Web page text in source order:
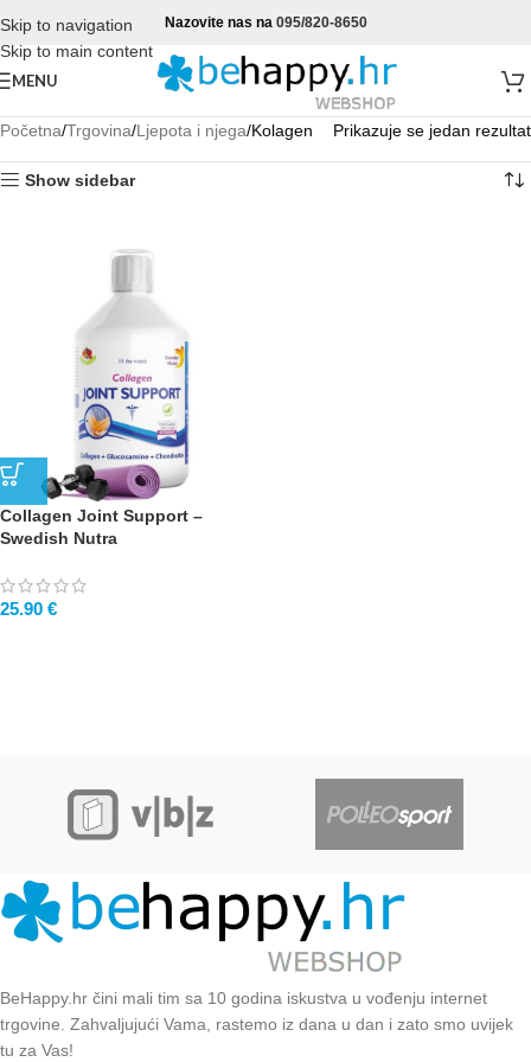
Skip to navigation
Skip to main content
Nazovite nas na 095/820-8650
MENU
Početna Trgovina Ljepota i njega Kolagen Prikazuje se jedan rezultat
Show sidebar
Collagen Joint Support –
Swedish Nutra
25.90 €
BeHappy.hr čini mali tim sa 10 godina iskustva u vođenju internet
trgovine. Zahvaljujući Vama, rastemo iz dana u dan i zato smo uvijek
tu za Vas!